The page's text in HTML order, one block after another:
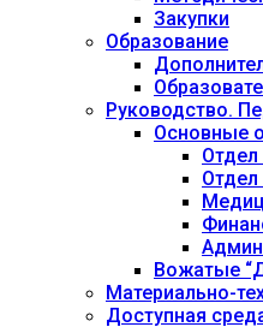
Закупки
Образование
Руководство.
Основные
Отдел
Отдел
Вожатые
Материально-
Доступная